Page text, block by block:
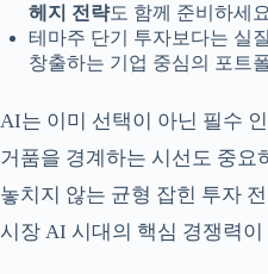
헤지 전략도 함께 준비하세
테마주 단기 투자보다는 실
창출하는 기업 중심의 포트
AI는 이미 선택이 아닌 필수
거품을 경계하는 시선도 중요
놓치지 않는 균형 잡힌 투자
시장 AI 시대의 핵심 경쟁력이